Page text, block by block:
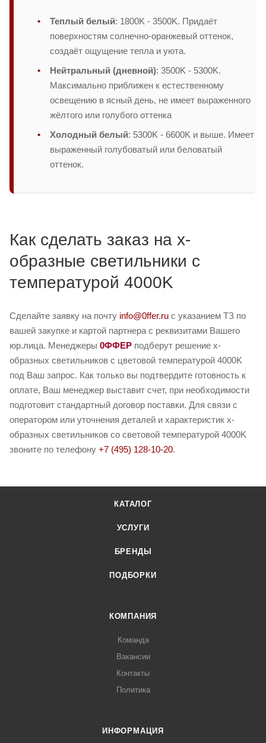
Теплый белый: 1800K - 3500K. Придаёт
поверхностям солнечно-оранжевый оттенок,
создаёт ощущение тепла и уюта.
Нейтральный (дневной): 3500K - 5300K.
Максимально приближен к естественному
освещению в ясный день, не имеет выраженного
жёлтого или голубого оттенка
Холодный белый: 5300K - 6600K и выше. Имеет
выраженный голубоватый или беловатый
оттенок.
Как сделать заказ на x-
образные светильники с
температурой 4000K
Сделайте заявку на почту info@0ffer.ru с указанием ТЗ по
вашей закупке и картой партнера с реквизитами Вашего
юр.лица. Менеджеры 0ФФЕР подберут решение x-
образных светильников с цветовой температурой 4000K
под Ваш запрос. Как только вы подтвердите готовность к
оплате, Ваш менеджер выставит счет, при необходимости
подготовит стандартный договор поставки. Для связи с
оператором или уточнения деталей и характеристик x-
образных светильников со световой температурой 4000K
звоните по телефону +7 (495) 128-10-20.
КАТАЛОГ
УСЛУГИ
БРЕНДЫ
ПОДБОРКИ
КОМПАНИЯ
Команда
Вакансии
Контакты
Политика
ИНФОРМАЦИЯ